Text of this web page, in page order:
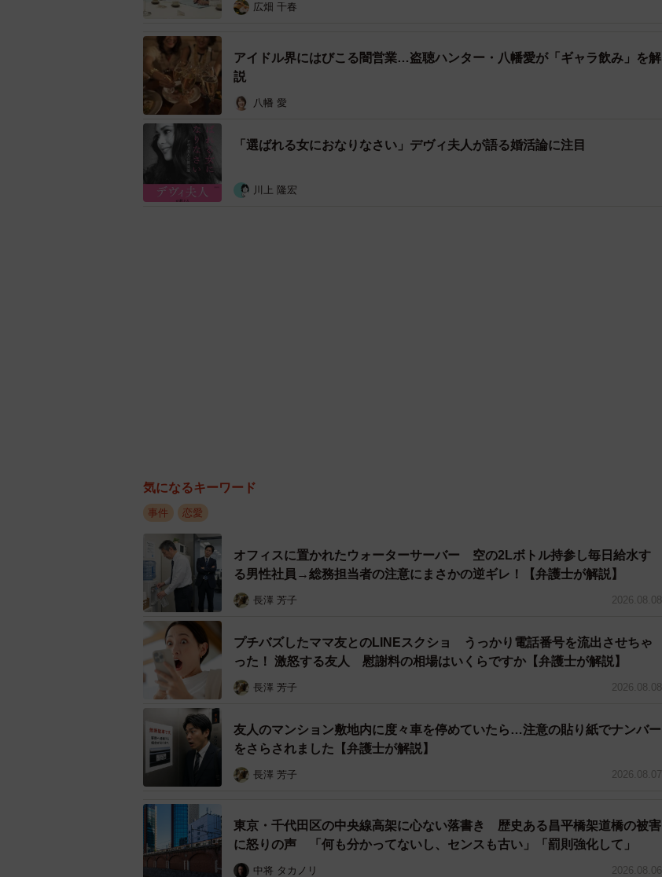
年収・職業・ルックスが一番…そうしたところに、詐欺師が付け入る隙があるように感じています
また、ネット上でお見合いができる婚活アプリを使っての詐欺もあります。
元力士が金持ちを装い近づき、出会った40代女性から「キャッシュカードをなくしたの
で、お金が引き出せない」などと嘘をついて、100万円以上の金をだましとっていました。
6月に、54歳の男が婚活サイトで知り合った50代女性に会社経営者と嘘をついた上で「コ
ロナ不況で経営が厳しい」などと嘘をついて、100万円ほどをだまし取ったとして、詐欺容
ました。コロナを巧みに利用したケースは今後も出てくるでしょう。
こうした婚活詐欺を行う男性らをみていると、彼ら自身がコロナウイルスのような存在に
思えてなりません。
コロナウイルスの“コロナ”は「王冠」の意味で、その周りに“スパイク”（突起）を持つウイ
ルスだと言われています。それが、私たちの体に侵入して細胞に取りつくと、細胞自体がウ
イルスを取り込んでしまいます。すると、その細胞を乗っ取り、コロナウイルスをどんどん
増殖させていきます。
まさに、婚活詐欺師たちも、年収や仕事を偽るなどして、いかに相手の心へ侵入するのか
に腐心しています。もし、心に入り込まれたら最後です。恋愛感情がどんどん増幅されて、
相手の金銭要求にあらがえなくなっていきます。
婚活詐欺は恋愛感情という、人として生きる上で大切なものを利用しながら、相手の心を
乗っ取り篭絡していく。とても許してはいけない行為です。
広畑 千春
アイドル界にはびこる闇営業…盗聴ハンター・八幡愛が「ギャラ飲み」を解
説
八幡 愛
「選ばれる女におなりなさい」デヴィ夫人が語る婚活論に注目
川上 隆宏
気になるキーワード
事件 恋愛
オフィスに置かれたウォーターサーバー 空の2Lボトル持参し毎日給水す
る男性社員→総務担当者の注意にまさかの逆ギレ！【弁護士が解説】
長澤 芳子 2026.08.08
プチバズしたママ友とのLINEスクショ うっかり電話番号を流出させちゃ
った！ 激怒する友人 慰謝料の相場はいくらですか【弁護士が解説】
長澤 芳子 2026.08.08
友人のマンション敷地内に度々車を停めていたら…注意の貼り紙でナンバー
をさらされました【弁護士が解説】
長澤 芳子 2026.08.07
東京・千代田区の中央線高架に心ない落書き 歴史ある昌平橋架道橋の被害
に怒りの声 「何も分かってないし、センスも古い」「罰則強化して」
中将 タカノリ 2026.08.06